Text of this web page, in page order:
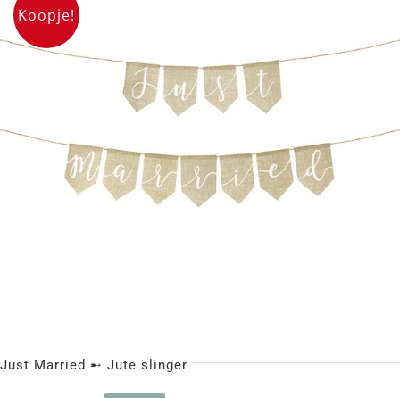
Koopje!
Just Married ➸ Jute slinger